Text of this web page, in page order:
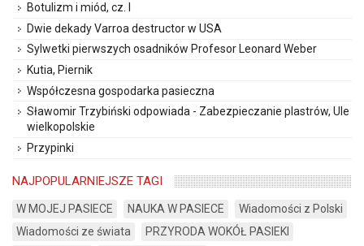
Botulizm i miód, cz. I
Dwie dekady Varroa destructor w USA
Sylwetki pierwszych osadników Profesor Leonard Weber
Kutia, Piernik
Współczesna gospodarka pasieczna
Sławomir Trzybiński odpowiada - Zabezpieczanie plastrów, Ule
wielkopolskie
Przypinki
NAJPOPULARNIEJSZE TAGI
W MOJEJ PASIECE NAUKA W PASIECE
Wiadomości z Polski
Wiadomości ze świata
PRZYRODA WOKÓŁ PASIEKI